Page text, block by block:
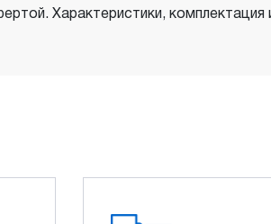
Характеристики,